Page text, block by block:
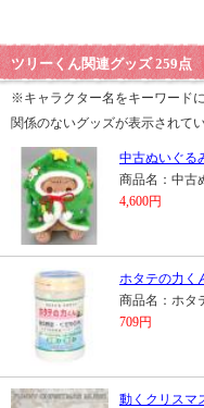
ツリーくん関連グッズ 259点
※キャラクター名をキーワード
関係のないグッズが表示されて
中古ぬいぐる
商品名：中古
4,600円
ホタテの力く
商品名：ホタ
709円
動くクリスマ